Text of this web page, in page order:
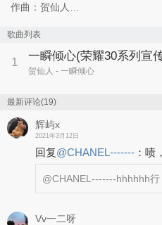
作曲：贺仙人
混音：王晓夫
录音/母带：邢铜
歌曲列表
1 一瞬倾心(荣耀30系列宣
贺仙人 - 一瞬倾心
最新评论(19)
辉屿x
2021年3月12日
回复@CHANEL------- ： 啧
@CHANEL-------hhhhhh行
Vv一二呀